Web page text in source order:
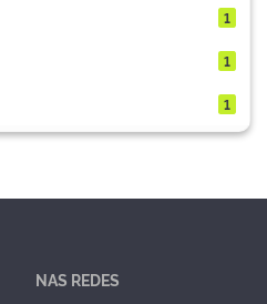
1
1
1
NAS REDES